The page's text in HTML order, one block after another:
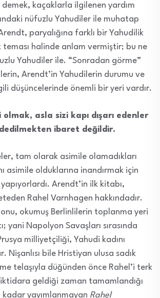
demek, kaçaklarla ilgilenen yardım
nüfuzlu Yahudiler ile muhatap
paryalığına farklı bir Yahudilik
teması halinde anlam vermiştir; bu ne
Yahudiler ile. “Sonradan görme”
Arendt’in Yahudilerin durumu ve
düşüncelerinde önemli bir yeri vardır.
olmak, asla sizi kapı dışarı edenler
ibaret değildir.
tam olarak asimile olamadıkları
asimile olduklarına inandırmak için
Arendt’in ilk kitabı,
Rahel Varnhagen hakkındadır.
okumuş Berlinlilerin toplanma yeri
yani Napolyon Savaşları sırasında
milliyetçiliği, Yahudi kadını
Nişanlısı bile Hristiyan ulusa sadık
telaşıyla düğünden önce Rahel’i terk
geldiği zaman tamamlandığı
kadar yayımlanmayan Rahel